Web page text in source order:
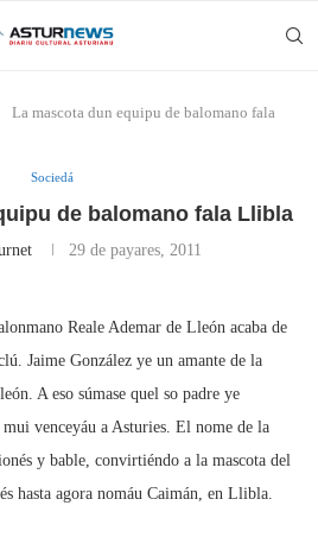
La mascota dun equipu de balomano fala
Sociedá
de balomano fala Llibla
29 de payares, 2011
Reale Ademar de Lleón acaba de
Jaime González ye un amante de la
A eso súmase quel so padre ye
venceyáu a Asturies. El nome de la
y bable, convirtiéndo a la mascota del
agora nomáu Caimán, en Llibla.